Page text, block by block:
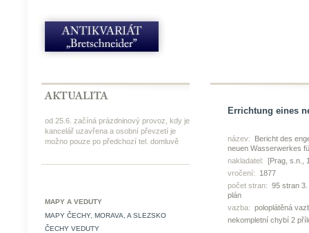
od 25.6. začíná prázdninový provoz, kdy je
kancelář uzavřena a osobní převzetí je
možno pouze po předchozí tel. domluvě
MAPY A VEDUTY
MAPY ČECHY, MORAVA, A SLEZSKO
ČECHY VEDUTY
Errichtung eines
název:
Bericht des
neuen Wasserwerkes
nakladatel: [Prag, s.n.,
vročení:
1877
počet stran: 95 stran
plán
vazba: poloplátěná
nekompletní chybí 2